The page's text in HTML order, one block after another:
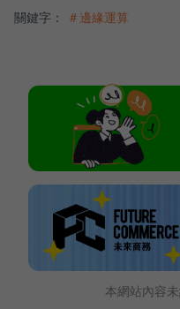
關鍵字： ＃邊緣運算
本網站內容